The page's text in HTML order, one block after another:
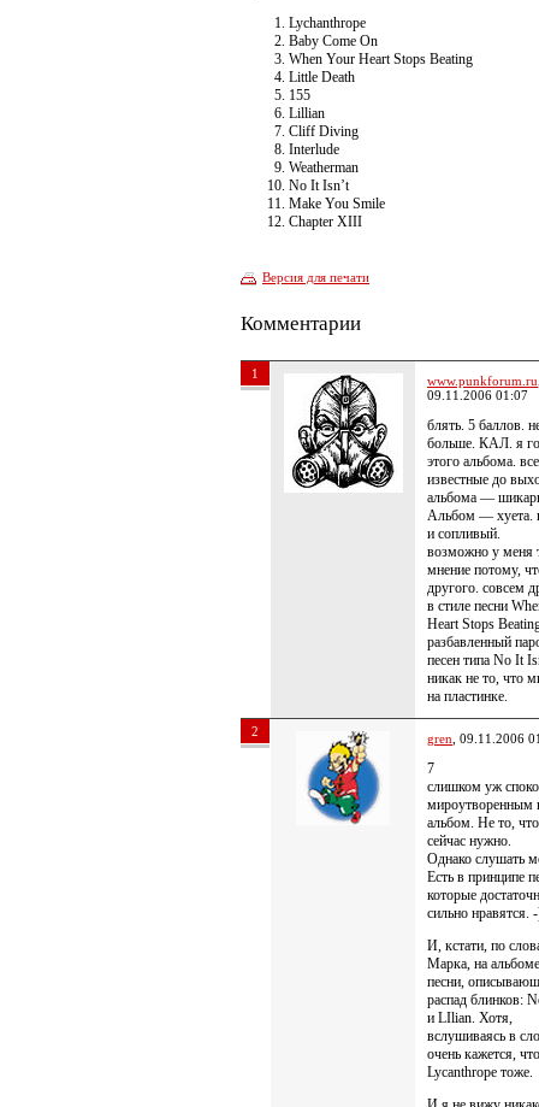
Lychanthrope
Baby Come On
When Your Heart Stops Beating
Little Death
155
Lillian
Cliff Diving
Interlude
Weatherman
No It Isn’t
Make You Smile
Chapter XIII
Версия для печати
Комментарии
1 www.punkforum.ru
09.11.2006 01:07
блять. 5 баллов.
больше. КАЛ. я
этого альбома.
известные до
альбома —
Альбом — хуета.
и сопливый.
возможно у меня
мнение потому,
другого. совсем
в стиле песни
Heart Stops
разбавленный
песен типа No It
никак не то, что
на пластинке.
2 gren , 09.11.2006
7
слишком уж
мироутворенным
альбом. Не то,
сейчас нужно.
Однако слушать
Есть в принципе
которые
сильно нравятся.
И, кстати, по
Марка, на
песни,
распад блинков:
и LIlian. Хотя,
вслушиваясь в
очень кажется, что
Lycanthrope тоже.